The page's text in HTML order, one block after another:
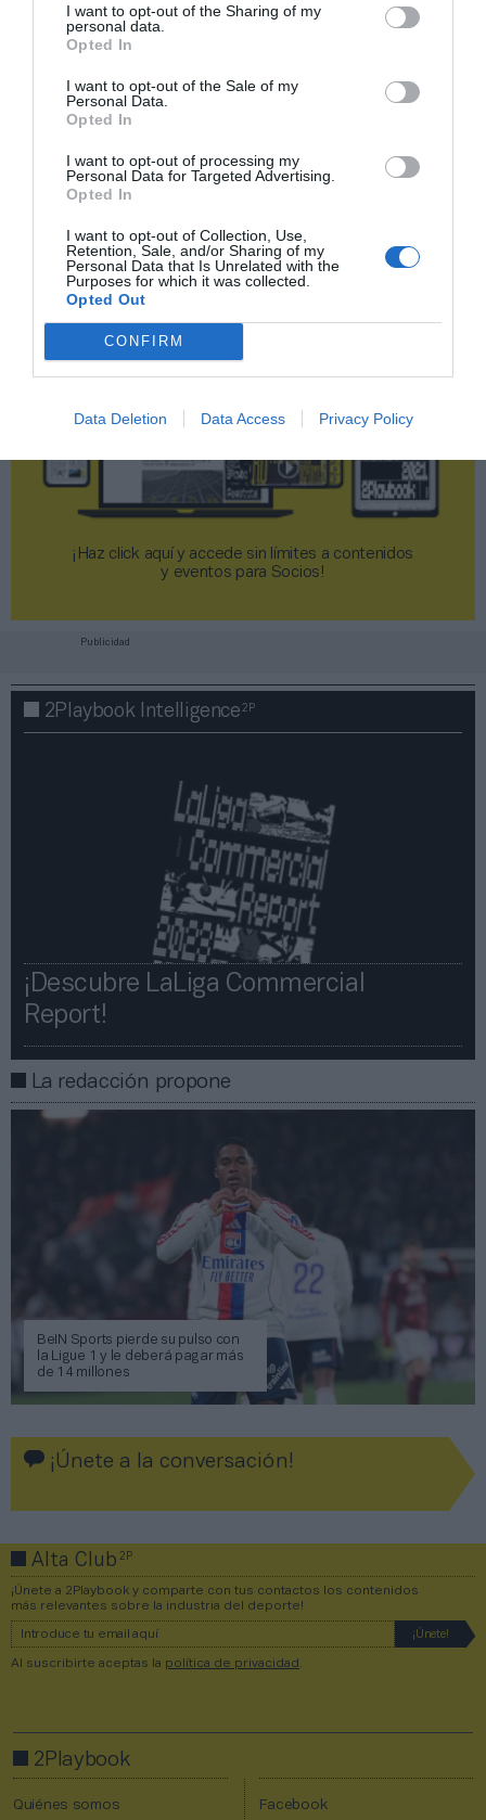
I want to opt-out of the Sharing of my
personal data.
Opted In
I want to opt-out of the Sale of my
Personal Data.
Opted In
I want to opt-out of processing my
Personal Data for Targeted Advertising.
Opted In
I want to opt-out of Collection, Use,
Retention, Sale, and/or Sharing of my
Personal Data that Is Unrelated with the
Purposes for which it was collected.
Opted Out
CONFIRM
Data Deletion Data Access Privacy Policy
Fifa
Publicidad
2Playbook Club
¡Haz click aquí y accede sin límites a contenidos
y eventos para Socios!​​​​​​​
Publicidad
2Playbook Intelligence2P
¡Descubre LaLiga Commercial
Report!​​
La redacción propone
BeIN Sports pierde su pulso con
la Ligue 1 y le deberá pagar más
de 14 millones
¡Únete a la conversación!
Alta Club2P
¡Únete a 2Playbook y comparte con tus contactos los contenidos
más relevantes sobre la industria del deporte!
Al suscribirte aceptas la política de privacidad .
2Playbook
Quiénes somos Facebook